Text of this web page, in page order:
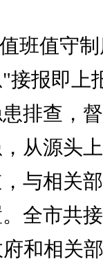
班值守
接报即上
排查，
从源头
与相关
全市共
和相关